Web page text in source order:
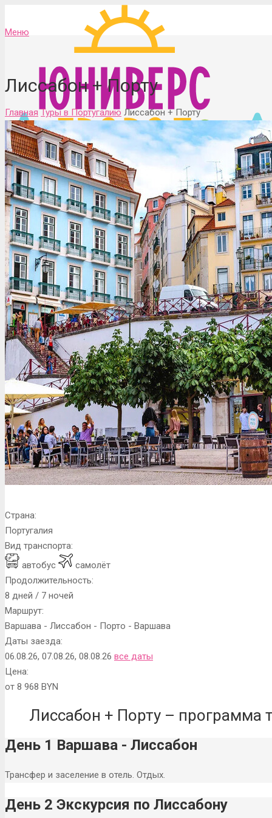
Меню
Лиссабон + Порту
Главная Туры в Португалию Лиссабон + Порту
Страна:
Португалия
Вид транспорта:
автобус
самолёт
Продолжительность:
8 дней / 7 ночей
Маршрут:
Варшава - Лиссабон - Порто - Варшава
Даты заезда:
06.08.26, 07.08.26, 08.08.26 все даты
Цена:
от 8 968 BYN
Лиссабон + Порту – программа
День 1 Варшава - Лиссабон
Трансфер и заселение в отель. Отдых.
День 2 Экскурсия по Лиссабону